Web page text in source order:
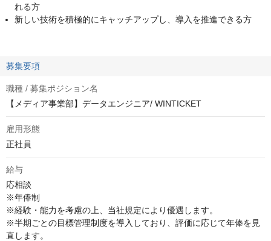
れる方
新しい技術を積極的にキャッチアップし、導入を推進できる方
募集要項
職種 / 募集ポジション名
【メディア事業部】データエンジニア/ WINTICKET
雇用形態
正社員
給与
応相談
※年俸制
※経験・能力を考慮の上、当社規定により優遇します。
※半期ごとの目標管理制度を導入しており、評価に応じて年俸を見
直します。